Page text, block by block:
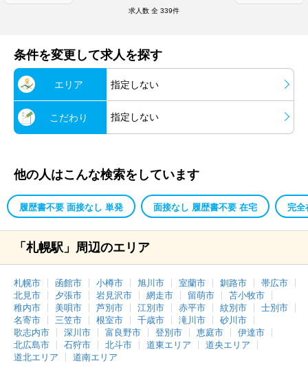
求人数 全 339件
条件を変更して求人を探す
エリア 指定しない
こだわり 指定しない
他の人はこんな検索をしています
履歴書不要 面接なし 単発 面接なし 履歴書不要 在宅 完全
「札幌駅」周辺のエリア
札幌市 函館市 小樽市 旭川市 室蘭市 釧路市
帯広市
北見市
夕張市 岩見沢市 網走市 留萌市
苫小牧市
稚内市
美唄市 芦別市 江別市 赤平市 紋別市
士別市
名寄市
三笠市 根室市 千歳市 滝川市
砂川市
歌志内市
深川市 富良野市 登別市 恵庭市
伊達市
北広島市
石狩市 北斗市 道東エリア
道央エリア
道北エリア
道南エリア